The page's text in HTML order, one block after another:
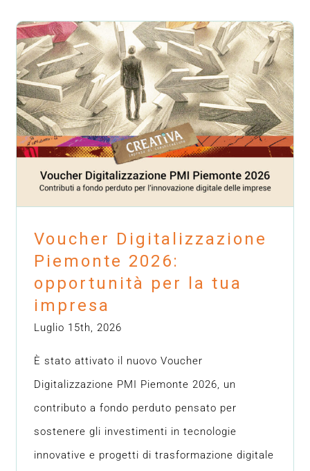
Voucher Digitalizzazione Piemonte
2026: opportunità per la tua
impresa
Blog Hops
Voucher Digitalizzazione
Piemonte 2026:
opportunità per la tua
impresa
Luglio 15th, 2026
È stato attivato il nuovo Voucher
Digitalizzazione PMI Piemonte 2026, un
contributo a fondo perduto pensato per
sostenere gli investimenti in tecnologie
innovative e progetti di trasformazione digitale